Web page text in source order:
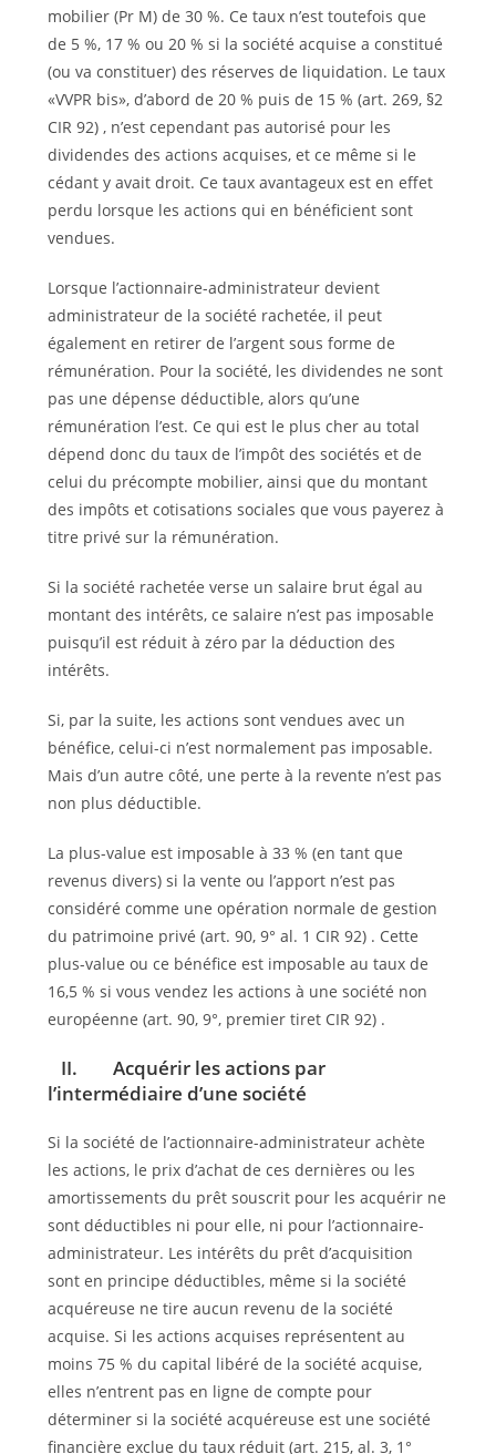
mobilier (Pr M) de 30 %. Ce taux n’est toutefois que
de 5 %, 17 % ou 20 % si la société acquise a constitué
(ou va constituer) des réserves de liquidation. Le taux
«VVPR bis», d’abord de 20 % puis de 15 % (art. 269, §2
CIR 92) , n’est cependant pas autorisé pour les
dividendes des actions acquises, et ce même si le
cédant y avait droit. Ce taux avantageux est en effet
perdu lorsque les actions qui en bénéficient sont
vendues.
Lorsque l’actionnaire-administrateur devient
administrateur de la société rachetée, il peut
également en retirer de l’argent sous forme de
rémunération. Pour la société, les dividendes ne sont
pas une dépense déductible, alors qu’une
rémunération l’est. Ce qui est le plus cher au total
dépend donc du taux de l’impôt des sociétés et de
celui du précompte mobilier, ainsi que du montant
des impôts et cotisations sociales que vous payerez à
titre privé sur la rémunération.
Si la société rachetée verse un salaire brut égal au
montant des intérêts, ce salaire n’est pas imposable
puisqu’il est réduit à zéro par la déduction des
intérêts.
Si, par la suite, les actions sont vendues avec un
bénéfice, celui-ci n’est normalement pas imposable.
Mais d’un autre côté, une perte à la revente n’est pas
non plus déductible.
La plus-value est imposable à 33 % (en tant que
revenus divers) si la vente ou l’apport n’est pas
considéré comme une opération normale de gestion
du patrimoine privé (art. 90, 9° al. 1 CIR 92) . Cette
plus-value ou ce bénéfice est imposable au taux de
16,5 % si vous vendez les actions à une société non
européenne (art. 90, 9°, premier tiret CIR 92) .
II. Acquérir les actions par
l’intermédiaire d’une société
Si la société de l’actionnaire-administrateur achète
les actions, le prix d’achat de ces dernières ou les
amortissements du prêt souscrit pour les acquérir ne
sont déductibles ni pour elle, ni pour l’actionnaire-
administrateur. Les intérêts du prêt d’acquisition
sont en principe déductibles, même si la société
acquéreuse ne tire aucun revenu de la société
acquise. Si les actions acquises représentent au
moins 75 % du capital libéré de la société acquise,
elles n’entrent pas en ligne de compte pour
déterminer si la société acquéreuse est une société
financière exclue du taux réduit (art. 215, al. 3, 1°